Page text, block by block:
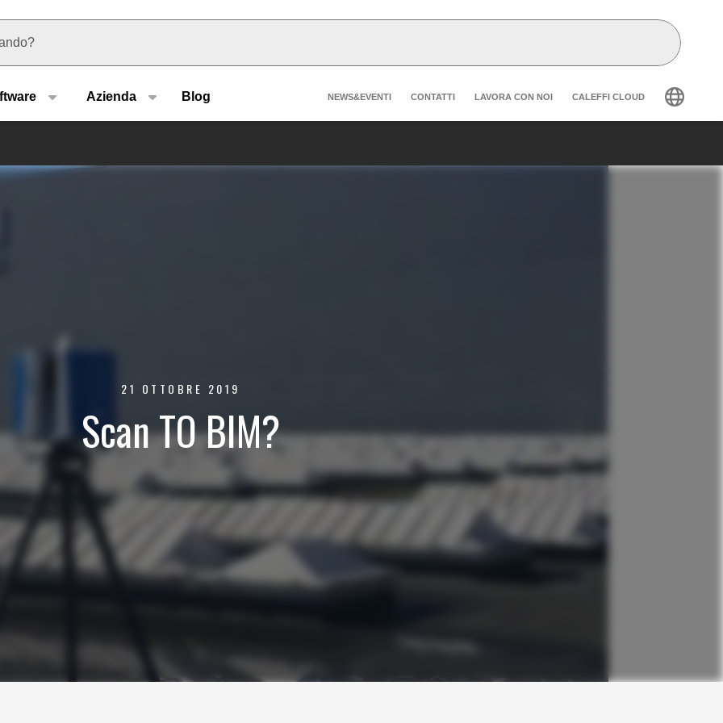
Azienda Blog Header secondary navigation
NEWS&EVENTI CONTATTI LAVORA CON NOI CALEFFI CLOUD
21 OTTOBRE 2019
Scan TO BIM?